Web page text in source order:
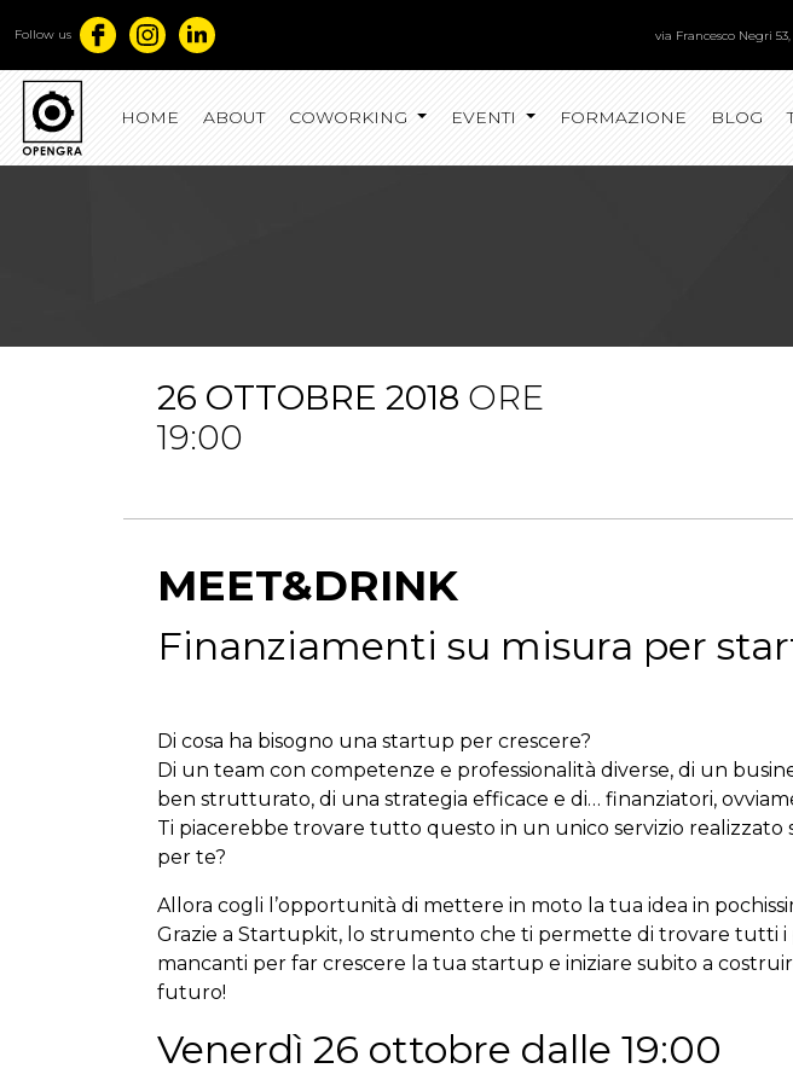
Follow us via Francesco Negri
HOME ABOUT COWORKING EVENTI FORMAZIONE BLOG
26 OTTOBRE 2018 ORE
19:00
MEET&DRINK
Finanziamenti su misura per
Di cosa ha bisogno una startup per crescere?
Di un team con competenze e professionalità diverse, di un
ben strutturato, di una strategia efficace e di… finanziatori,
Ti piacerebbe trovare tutto questo in un unico servizio realizzato
per te?
Allora cogli l’opportunità di mettere in moto la tua idea in
Grazie a Startupkit, lo strumento che ti permette di trovare tutti i
mancanti per far crescere la tua startup e iniziare subito a
futuro!
Venerdì 26 ottobre dalle 19:00